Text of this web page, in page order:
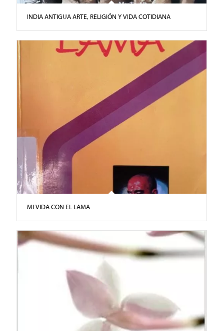
INDIA ANTIGUA ARTE, RELIGIÓN Y VIDA COTIDIANA
MI VIDA CON EL LAMA